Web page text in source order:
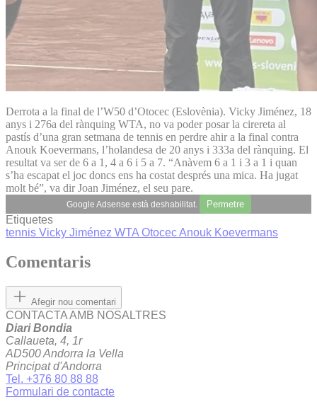
Derrota a la final de l’W50 d’Otocec (Eslovènia). Vicky Jiménez, 18
anys i 276a del rànquing WTA, no va poder posar la cirereta al
pastís d’una gran setmana de tennis en perdre ahir a la final contra
Anouk Koevermans, l’holandesa de 20 anys i 333a del rànquing. El
resultat va ser de 6 a 1, 4 a 6 i 5 a 7. “Anàvem 6 a 1 i 3 a 1 i quan
s’ha escapat el joc doncs ens ha costat després una mica. Ha jugat
molt bé”, va dir Joan Jiménez, el seu pare.
Google Adsense està deshabilitat. Permetre
Etiquetes
tennis Vicky Jiménez WTA OtocecAnouk Koevermans
Comentaris
Afegir nou comentari
CONTACTA AMB NOSALTRES
Diari Bondia
Callaueta, 4, 1r
AD500 Andorra la Vella
Principat d'Andorra
Tel. +376 80 88 88
Formulari de contacte